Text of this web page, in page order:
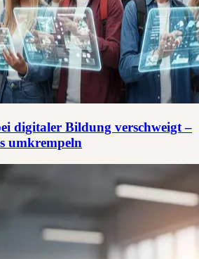
digitaler Bildung verschweigt –
umkrempeln